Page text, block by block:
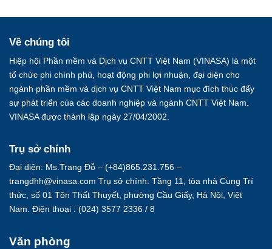
Về chúng tôi
Hiệp hội Phần mềm và Dịch vụ CNTT Việt Nam (VINASA) là một
tổ chức phi chính phủ, hoạt động phi lợi nhuận, đại diện cho
ngành phần mềm và dịch vụ CNTT Việt Nam mục đích thúc đẩy
sự phát triển của các doanh nghiệp và ngành CNTT Việt Nam.
VINASA được thành lập ngày 27/04/2002.
Trụ sở chính
Đại diện: Ms.Trang Đỗ – (+84)865.231.756 –
trangdhh@vinasa.com Trụ sở chính: Tầng 11, tòa nhà Cung Trí
thức, số 01 Tôn Thất Thuyết, phường Cầu Giấy, Hà Nội, Việt
Nam. Điện thoại : (024) 3577 2336 / 8
Văn phòng